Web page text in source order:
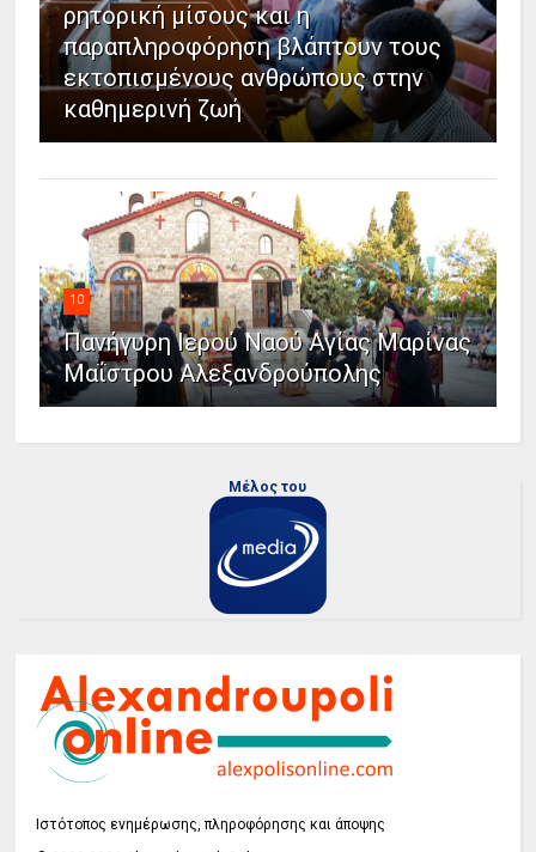
ρητορική μίσους και η
παραπληροφόρηση βλάπτουν τους
εκτοπισμένους ανθρώπους στην
καθημερινή ζωή
10
Πανήγυρη Ιερού Ναού Αγίας Μαρίνας
Μαΐστρου Αλεξανδρούπολης
Μέλος του
Ιστότοπος ενημέρωσης, πληροφόρησης και άποψης